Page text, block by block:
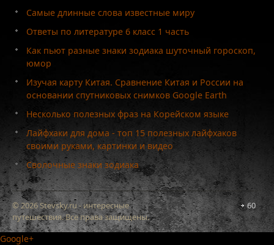
Самые длинные слова известные миру
Ответы по литературе 6 класс 1 часть
Как пьют разные знаки зодиака шуточный гороскоп,
юмор
Изучая карту Китая. Сравнение Китая и России на
основании спутниковых снимков Google Earth
Несколько полезных фраз на Корейском языке
Лайфхаки для дома - топ 15 полезных лайфхаков
своими руками, картинки и видео
Сволочные знаки зодиака
60
© 2026 Stevsky.ru - интересные
путешествия. Все права защищены.
Google+